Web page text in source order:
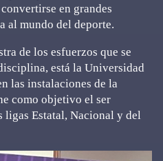
en grandes
al mundo del deporte.
de los esfuerzos que se
está la Universidad
las instalaciones de la
como objetivo el ser
ligas Estatal, Nacional y del